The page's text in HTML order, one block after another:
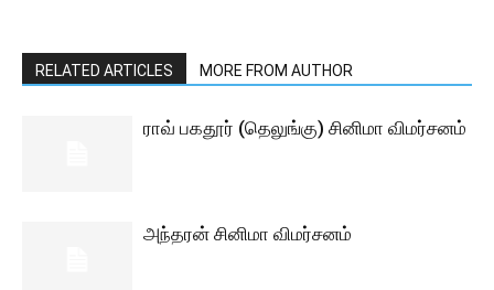
RELATED ARTICLES MORE FROM AUTHOR
ராவ் பகதூர் (தெலுங்கு) சினிமா விமர்சனம்
அந்தரன் சினிமா விமர்சனம்